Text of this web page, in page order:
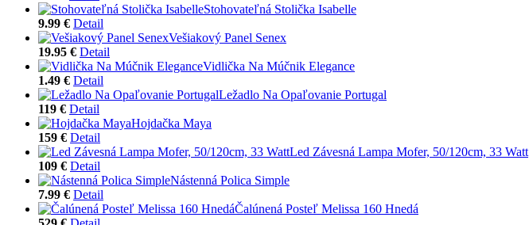
Stohovateľná Stolička Isabelle
9.99 € Detail
Vešiakový Panel Senex
19.95 € Detail
Vidlička Na Múčnik Elegance
1.49 € Detail
Ležadlo Na Opaľovanie Portugal
119 € Detail
Hojdačka Maya
159 € Detail
Led Závesná Lampa Mofer, 50/120cm, 33 Watt
109 € Detail
Nástenná Polica Simple
7.99 € Detail
Čalúnená Posteľ Melissa 160 Hnedá